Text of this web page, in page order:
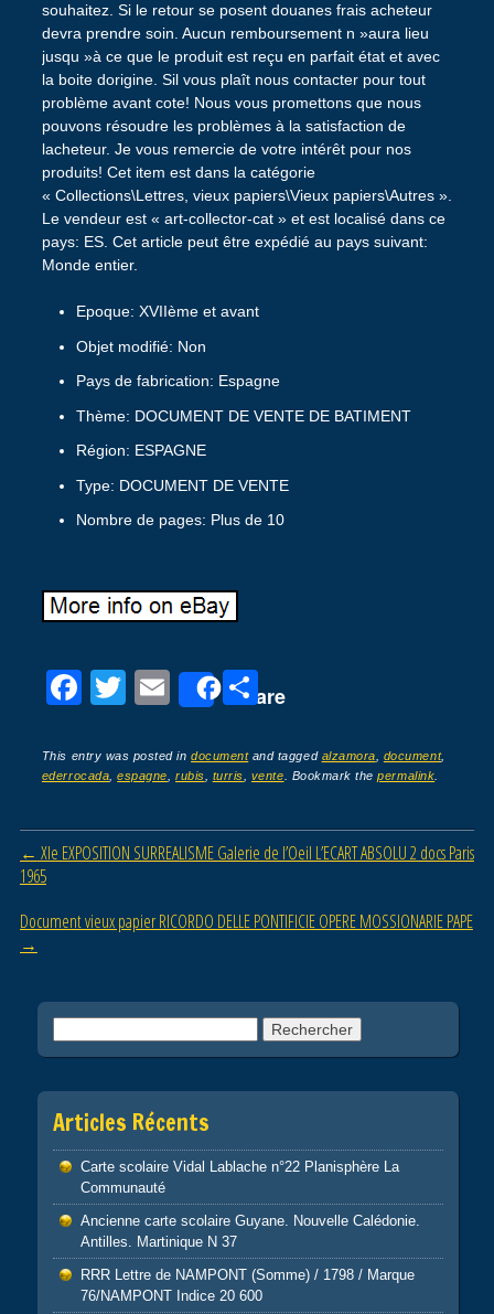
Epoque: XVIIème et avant
Objet modifié: Non
Pays de fabrication: Espagne
Thème: DOCUMENT DE VENTE DE BATIMENT
Région: ESPAGNE
Type: DOCUMENT DE VENTE
Nombre de pages: Plus de 10
F
c
e
b
o
k
T
tt
er
E
ail
Share
P
ta
g
er
This entry was posted indocumentand tagged alzamora document,
ederrocada ,espagne rubis turris vente . Bookmark thepermalink
Post navigation
← XIe EXPOSITION SURREALISME Galerie de l’Oeil L’ECART ABSOLU 2 docs Paris
1965
Document vieux papier RICORDO DELLE PONTIFICIE OPERE MOSSIONARIE PAPE
→
Articles Récents
Carte scolaire Vidal Lablache n°22 Planisphère La
Communauté
Ancienne carte scolaire Guyane. Nouvelle Calédonie.
Antilles. Martinique N 37
RRR Lettre de NAMPONT (Somme) / 1798 / Marque
76/NAMPONT Indice 20 600